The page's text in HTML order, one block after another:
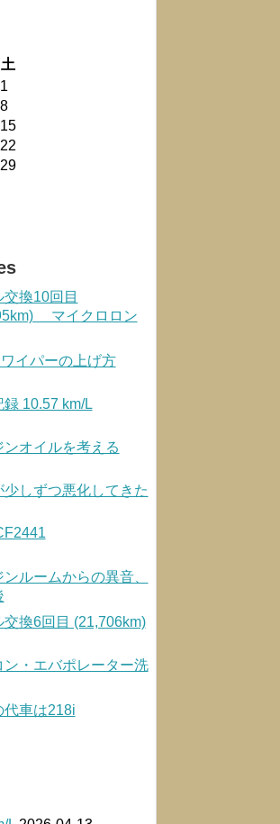
土
1
8
15
22
29
交換10回目
マイクロロン
イパーの上げ方
録 10.57 km/L
ンオイルを考える
少しずつ悪化してきた
ンルームからの異音、
交換6回目 (21,706km)
ン・エバポレーター洗
代車は218i